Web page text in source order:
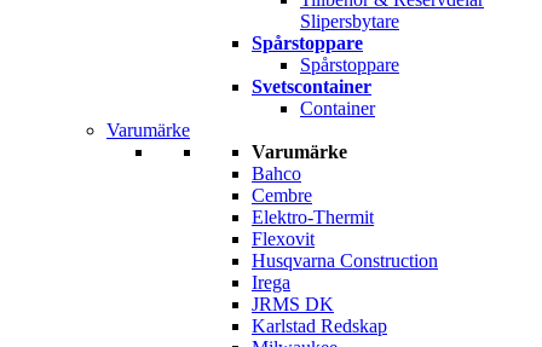
Slipersbytare
Spårstoppare
Spårstoppare
Svetscontainer
Container
Varumärke
Varumärke
Bahco
Cembre
Elektro-Thermit
Flexovit
Husqvarna Construction
Irega
JRMS DK
Karlstad Redskap